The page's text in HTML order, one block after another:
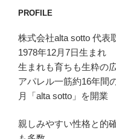
PROFILE
株式会社alta sotto 代表
1978年12月7日生まれ
生まれも育ちも生粋の
アパレル一筋約16年間
月「alta sotto」を開業
親しみやすい性格と的